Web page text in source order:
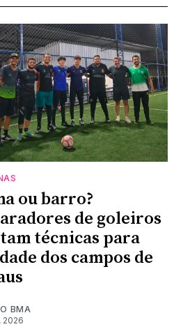
ou barro?
de goleiros
técnicas para
dos campos de
BMA
2026